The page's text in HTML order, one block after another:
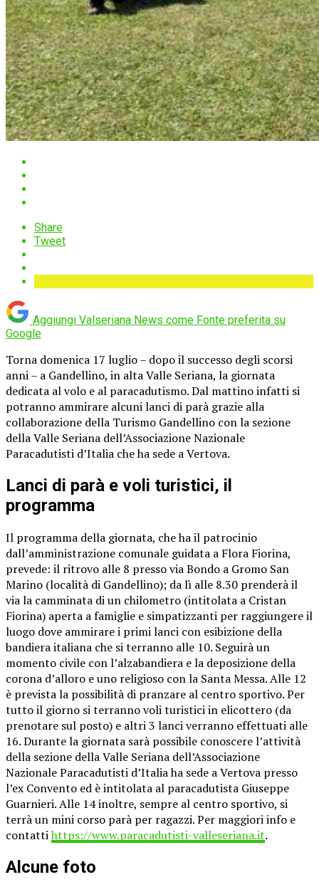
Share
Tweet
Aggiungi Valseriana News come Fonte preferita su
Google
Torna domenica 17 luglio – dopo il successo degli scorsi
anni – a Gandellino, in alta Valle Seriana, la giornata
dedicata al volo e al paracadutismo. Dal mattino infatti si
potranno ammirare alcuni lanci di parà grazie alla
collaborazione della Turismo Gandellino con la sezione
della Valle Seriana dell’Associazione Nazionale
Paracadutisti d’Italia che ha sede a Vertova.
Lanci di parà e voli turistici, il
programma
Il programma della giornata, che ha il patrocinio
dall’amministrazione comunale guidata a Flora Fiorina,
prevede: il ritrovo alle 8 presso via Bondo a Gromo San
Marino (località di Gandellino); da lì alle 8.30 prenderà il
via la camminata di un chilometro (intitolata a Cristan
Fiorina) aperta a famiglie e simpatizzanti per raggiungere il
luogo dove ammirare i primi lanci con esibizione della
bandiera italiana che si terranno alle 10. Seguirà un
momento civile con l’alzabandiera e la deposizione della
corona d’alloro e uno religioso con la Santa Messa. Alle 12
è prevista la possibilità di pranzare al centro sportivo. Per
tutto il giorno si terranno voli turistici in elicottero (da
prenotare sul posto) e altri 3 lanci verranno effettuati alle
16. Durante la giornata sarà possibile conoscere l’attività
della sezione della Valle Seriana dell’Associazione
Nazionale Paracadutisti d’Italia ha sede a Vertova presso
l’ex Convento ed è intitolata al paracadutista Giuseppe
Guarnieri. Alle 14 inoltre, sempre al centro sportivo, si
terrà un mini corso parà per ragazzi. Per maggiori info e
contattihttps://www.paracadutisti-valleseriana.it.
Alcune foto